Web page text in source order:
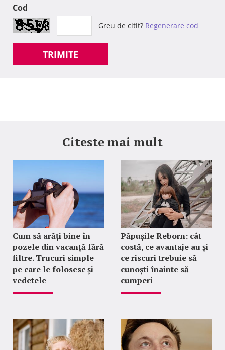
Cod
Greu de citit? Regenerare cod
TRIMITE
Citeste mai mult
Cum să arăți bine în
pozele din vacanță fără
filtre. Trucuri simple
pe care le folosesc și
vedetele
Păpușile Reborn: cât
costă, ce avantaje au și
ce riscuri trebuie să
cunoști înainte să
cumperi